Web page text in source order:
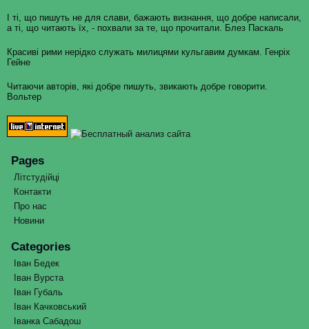
І ті, що пишуть не для слави, бажають визнання, що добре написали,
а ті, що читають їх, - похвали за те, що прочитали. Блез Паскаль
Красиві рими нерідко служать милицями кульгавим думкам. Генріх
Гейне
Читаючи авторів, які добре пишуть, звикають добре говорити.
Вольтер
Pages
Літстудійці
Контакти
Про нас
Новини
Categories
Іван Бедек
Іван Вурста
Іван Губаль
Іван Качковський
Іванка Сабадош